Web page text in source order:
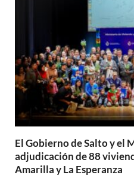
El Gobierno de Salto y el
adjudicación de 88
Amarilla y La Esperanza